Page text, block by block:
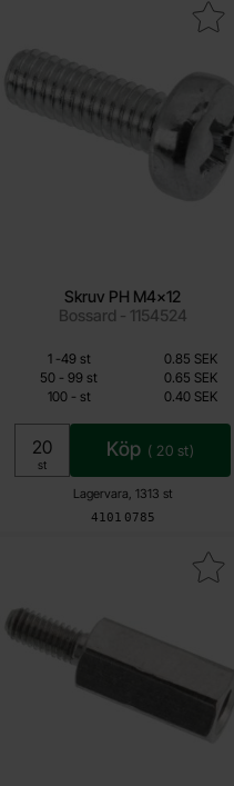
Skruv PH M4x12
Bossard - 1154524
Art. nr
4101 0785
Lagervara, 1313 st
0.40 SEK
Inklusive 25% moms
Enhet:
st
Köp ( 20 st)
Makera skruv PH
Mängdrabatt
Pris /st
1 -till
49 st
0.85 SEK
50 - till
99 st
0.65 SEK
100 -tillst 0.40 SEK
Makera distansskruv